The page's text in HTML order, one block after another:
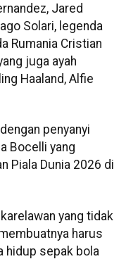
Jared
Solari, legenda
Rumania Cristian
juga ayah
Haaland, Alfie
penyanyi
Bocelli yang
Piala Dunia 2026 di
yang tidak
harus
hidup sepak bola